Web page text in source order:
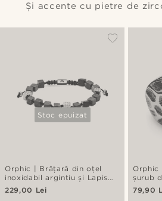
Și accente cu pietre de
Stoc epuizat
Orphic | Brățară din oțel
inoxidabil argintiu și Lapis
Lazuli de 6mm
229,00 Lei
Orphic
șurub
79,90